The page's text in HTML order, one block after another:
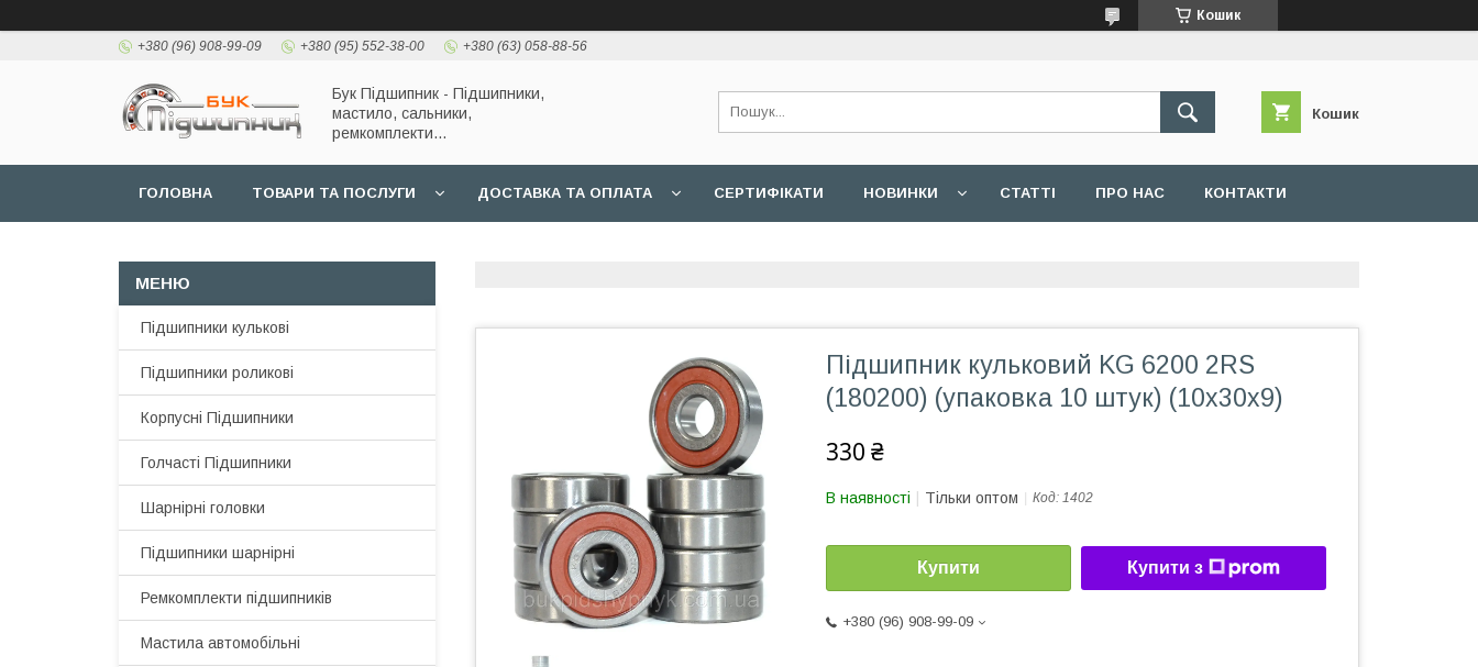
Кошик
+380 (96) 908-99-09 +380 (95) 552-38-00 +380 (63) 058-88-56
Бук Підшипник - Підшипники,
мастило, сальники,
ремкомплекти...
Кошик
ГОЛОВНА ТОВАРИ ТА ПОСЛУГИ ДОСТАВКА ТА ОПЛАТА СЕРТИФІКАТИ НОВИНКИ СТАТТІ ПРО НАС КОНТАКТИ
Підшипник кульковий KG 6200 2RS
(180200) (упаковка 10 штук) (10x30x9)
330 ₴
В наявності Тільки оптом Код: 1402
Купити Купити з
+380 (96) 908-99-09
Підшипники кулькові
Підшипники роликові
Корпусні Підшипники
Голчасті Підшипники
Шарнірні головки
Підшипники шарнірні
Ремкомплекти підшипників
Мастила автомобільні